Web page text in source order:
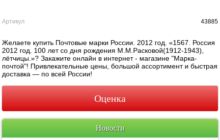
Артикул 43885
Желаете купить Почтовые марки России. 2012 год. «1567. Россия
2012 год. 100 лет со дня рождения М.М.Расковой(1912-1943),
лётчицы.»? Закажите онлайн в интернет - магазине "Марка-
почтой"! Привлекательные цены, большой ассортимент и быстрая
доставка — по всей России!
Оценка
Новости